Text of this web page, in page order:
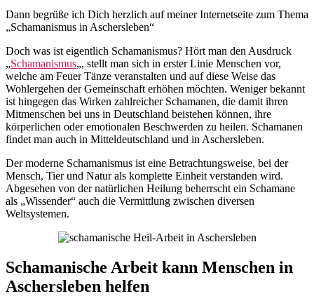
Dann begrüße ich Dich herzlich auf meiner Internetseite zum Thema
„Schamanismus in Aschersleben“
Doch was ist eigentlich Schamanismus? Hört man den Ausdruck
„Schamanismus„, stellt man sich in erster Linie Menschen vor,
welche am Feuer Tänze veranstalten und auf diese Weise das
Wohlergehen der Gemeinschaft erhöhen möchten. Weniger bekannt
ist hingegen das Wirken zahlreicher Schamanen, die damit ihren
Mitmenschen bei uns in Deutschland beistehen können, ihre
körperlichen oder emotionalen Beschwerden zu heilen. Schamanen
findet man auch in Mitteldeutschland und in Aschersleben.
Der moderne Schamanismus ist eine Betrachtungsweise, bei der
Mensch, Tier und Natur als komplette Einheit verstanden wird.
Abgesehen von der natürlichen Heilung beherrscht ein Schamane
als „Wissender“ auch die Vermittlung zwischen diversen
Weltsystemen.
Schamanische Arbeit kann Menschen in
Aschersleben helfen